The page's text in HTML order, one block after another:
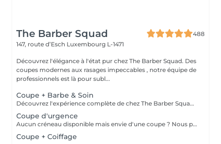
The Barber Squad
488
147, route d’Esch Luxembourg L-1471
Découvrez l'élégance à l'état pur chez The Barber Squad. Des
coupes modernes aux rasages impeccables , notre équipe de
professionnels est là pour subl...
Coupe + Barbe & Soin
Découvrez l'expérience complète de chez The Barber Squad ! Shampooing & soins profonds + Coupe complète + Coiffage. Taille de Barbe & Contours à la lame & soins régénérant + Serviette Chaude & Froide + Nettoyage exfoliant du visage + Vapeur + Massage Relaxant + After Shave + Huile à barbe + Hydratation de la peau . Pour que votre expérience chez nous soit optimal , une boisson de votre choix vous est offerte !
Coupe d'urgence
Aucun créneau disponible mais envie d'une coupe ? Nous pouvons vous proposer un rendez-vous avant ou après nos horaires, ou durant la pause. Pour cette prestation, merci de contacter directement le shop.
Coupe + Coiffage